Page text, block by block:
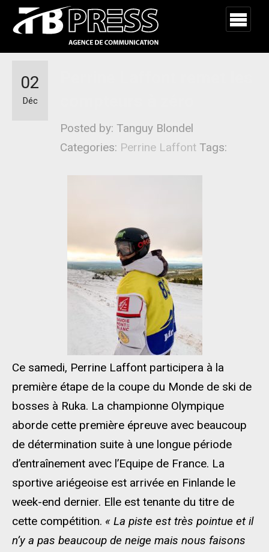
Posted by: Tanguy Blondel
Categories: Perrine Laffont Tags:
02
Déc
Ce samedi, Perrine Laffont participera à la
première étape de la coupe du Monde de ski de
bosses à Ruka. La championne Olympique
aborde cette première épreuve avec beaucoup
de détermination suite à une longue période
d’entraînement avec l’Equipe de France. La
sportive ariégeoise est arrivée en Finlande le
week-end dernier. Elle est tenante du titre de
cette compétition. « La piste est très pointue et il
n’y a pas beaucoup de neige mais nous faisons